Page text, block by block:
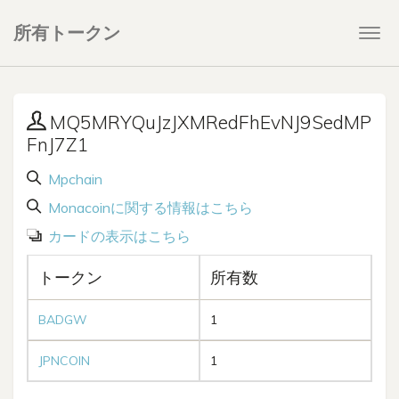
所有トークン
MQ5MRYQuJzJXMRedFhEvNJ9SedMP
FnJ7Z1
Mpchain
Monacoinに関する情報はこちら
カードの表示はこちら
トークン 所有数
BADGW 1
JPNCOIN 1